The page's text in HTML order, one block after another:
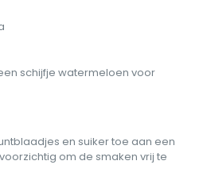
schijfje watermeloen voor
en suiker toe aan een
om de smaken vrij te